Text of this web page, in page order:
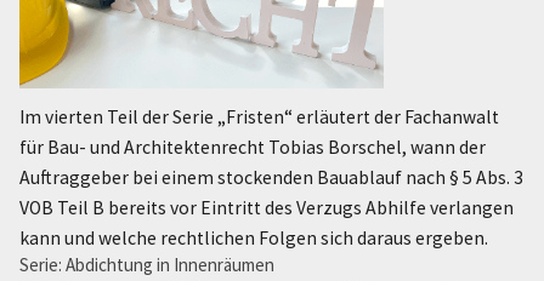
Im vierten Teil der Serie „Fristen“ erläutert der Fachanwalt
für Bau- und Architektenrecht Tobias Borschel, wann der
Auftraggeber bei einem stockenden Bauablauf nach § 5 Abs. 3
VOB Teil B bereits vor Eintritt des Verzugs Abhilfe verlangen
kann und welche rechtlichen Folgen sich daraus ergeben.
Serie: Abdichtung in Innenräumen